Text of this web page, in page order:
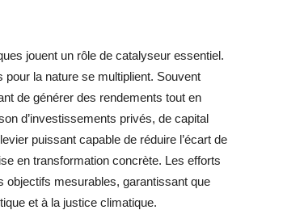
jouent un rôle de catalyseur essentiel.
la nature se multiplient. Souvent
de générer des rendements tout en
d’investissements privés, de capital
puissant capable de réduire l’écart de
en transformation concrète. Les efforts
objectifs mesurables, garantissant que
et à la justice climatique.